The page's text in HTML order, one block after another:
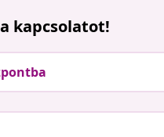
kapcsolatot!